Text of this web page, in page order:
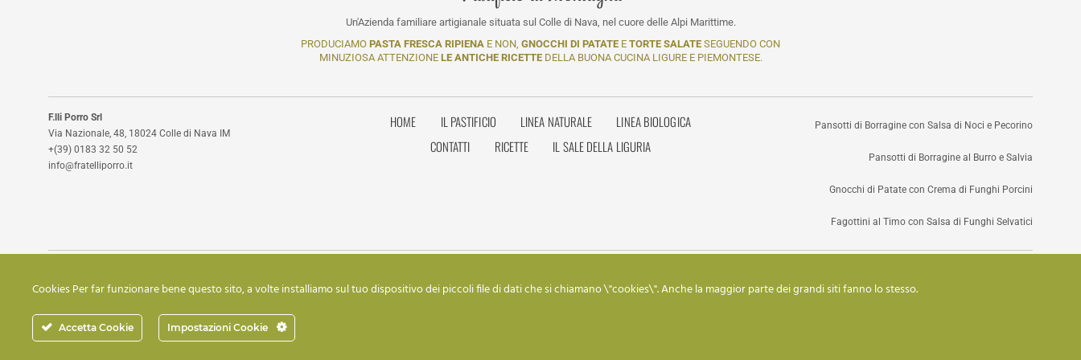
Un'Azienda familiare artigianale situata sul Colle di Nava, nel cuore delle Alpi Marittime.
PRODUCIAMO PASTA FRESCA RIPIENA E NON, GNOCCHI DI PATATE E TORTE SALATE SEGUENDO CON
MINUZIOSA ATTENZIONE LE ANTICHE RICETTEDELLA BUONA CUCINA LIGURE E PIEMONTESE.
F.lli Porro Srl
Via Nazionale, 48, 18024 Colle di Nava IM
+(39) 0183 32 50 52
info@fratelliporro.it
HOME IL PASTIFICIO LINEA NATURALE
LINEA BIOLOGICA
CONTATTI
RICETTE IL SALE DELLA LIGURIA
Pansotti di Borragine con Salsa di Noci e Pecorino
Pansotti di Borragine al Burro e Salvia
Gnocchi di Patate con Crema di Funghi Porcini
Fagottini al Timo con Salsa di Funghi Selvatici
P.IVA:01253470080 |
Cookies Per far funzionare bene questo sito, a volte installiamo sul tuo dispositivo dei piccoli file di dati che si chiamano \"cookies\". Anche la maggior parte dei grandi siti fanno lo stesso.
Accetta Cookie Impostazioni Cookie